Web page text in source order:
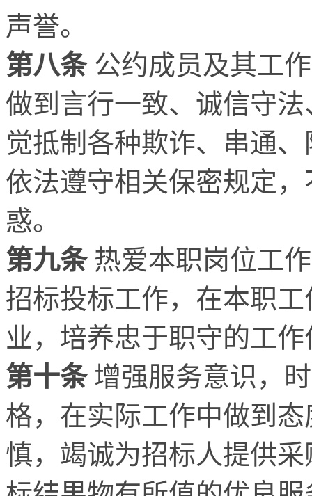
声誉。
第八条公约成员及其工
做到言行一致、诚信守
觉抵制各种欺诈、串通
依法遵守相关保密规定
惑。
第九条热爱本职岗位工
招标投标工作，在本职
业，培养忠于职守的工
第十条增强服务意识，
格，在实际工作中做到
慎，竭诚为招标人提供